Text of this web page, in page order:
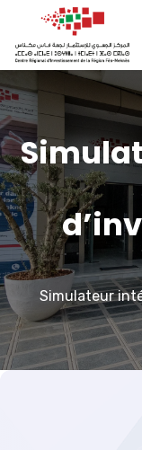
Simulateur